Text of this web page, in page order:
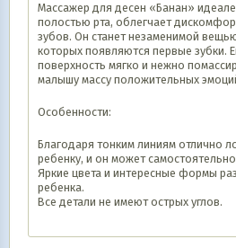
Массажер для десен «Банан»
полостью рта, облегчает
зубов. Он станет незаменимой
которых появляются первые зубки.
поверхность мягко и нежно
малышу массу положительных
Особенности:
Благодаря тонким линиям отлично
ребенку, и он может самостоятельно
Яркие цвета и интересные формы
ребенка.
Все детали не имеют острых углов.